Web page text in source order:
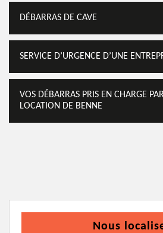
DÉBARRAS DE CAVE
SERVICE D’URGENCE D’UNE
VOS DÉBARRAS PRIS EN CHARGE
LOCATION DE BENNE
Nous